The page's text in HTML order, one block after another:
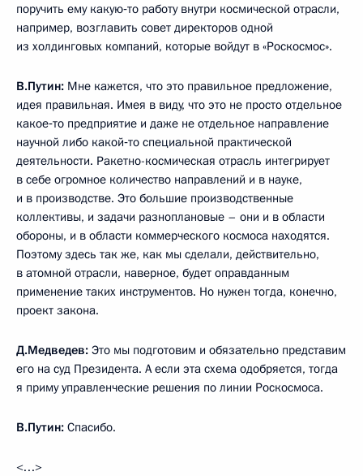
поручить ему какую‑то работу внутри космической отрасли,
например, возглавить совет директоров одной
из холдинговых компаний, которые войдут в «Роскосмос».
В.Путин: Мне кажется, что это правильное предложение,
идея правильная. Имея в виду, что это не просто отдельное
какое‑то предприятие и даже не отдельное направление
научной либо какой‑то специальной практической
деятельности. Ракетно-космическая отрасль интегрирует
в себе огромное количество направлений и в науке,
и в производстве. Это большие производственные
коллективы, и задачи разноплановые – они и в области
обороны, и в области коммерческого космоса находятся.
Поэтому здесь так же, как мы сделали, действительно,
в атомной отрасли, наверное, будет оправданным
применение таких инструментов. Но нужен тогда, конечно,
проект закона.
Д.Медведев: Это мы подготовим и обязательно представим
его на суд Президента. А если эта схема одобряется, тогда
я приму управленческие решения по линии Роскосмоса.
В.Путин: Спасибо.
<…>